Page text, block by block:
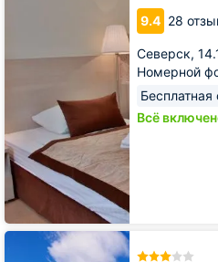
9.4 28
Северск,
Номерной
Бесплатная
Всё
Конгресс-